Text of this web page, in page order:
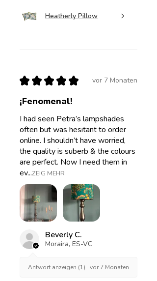
Heatherly Pillow
★ ★ ★ ★ ★ vor 7 Monaten
¡Fenomenal!
I had seen Petra’s lampshades
often but was hesitant to order
online. I shouldn’t have worried,
the quality is suberb & the colours
are perfect. Now I need them in
ev...ZEIG MEHR
Beverly C.
Moraira, ES-VC
Antwort anzeigen (1) vor 7 Monaten